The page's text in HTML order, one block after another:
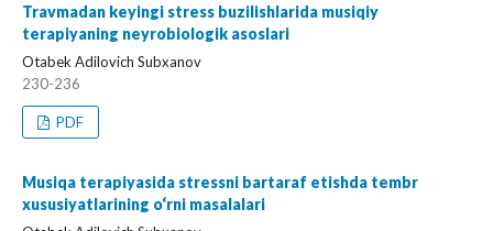
Travmadan keyingi stress buzilishlarida musiqiy
terapiyaning neyrobiologik asoslari
Otabek Adilovich Subxanov
230-236
PDF
Musiqa terapiyasida stressni bartaraf etishda tembr
xususiyatlarining o‘rni masalalari